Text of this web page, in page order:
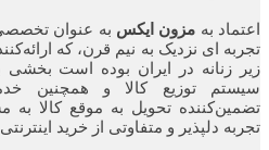
بهمزون ایکسبه عنوان تخصصی
ای نزدیک به نیم قرن، که ارائه‌کننده
زنانه در ایران بوده ‌است بخشی
توزیع کالا و همچنین
تحویل به موقع کالا به
دلپذیر و متفاوتی از خرید اینترنتی